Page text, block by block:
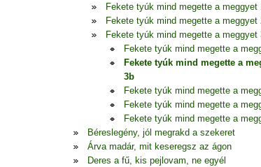
Fekete tyúk mind megette a meggyet
Fekete tyúk mind megette a meggyet
Fekete tyúk mind megette a meggyet
Fekete tyúk mind megette a
Fekete tyúk mind megette a
3b
Fekete tyúk mind megette a
Fekete tyúk mind megette a
Fekete tyúk mind megette a
Béreslegény, jól megrakd a szekeret
Árva madár, mit keseregsz az ágon
Deres a fű, kis pejlovam, ne egyél